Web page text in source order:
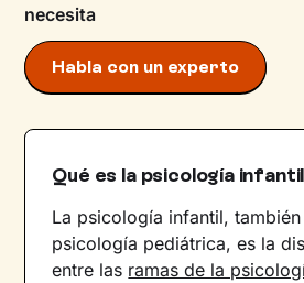
necesita
Habla con un experto
Qué es la psicología infantil
La psicología infantil,
psicología pediátrica, es la
entre las ramas de la